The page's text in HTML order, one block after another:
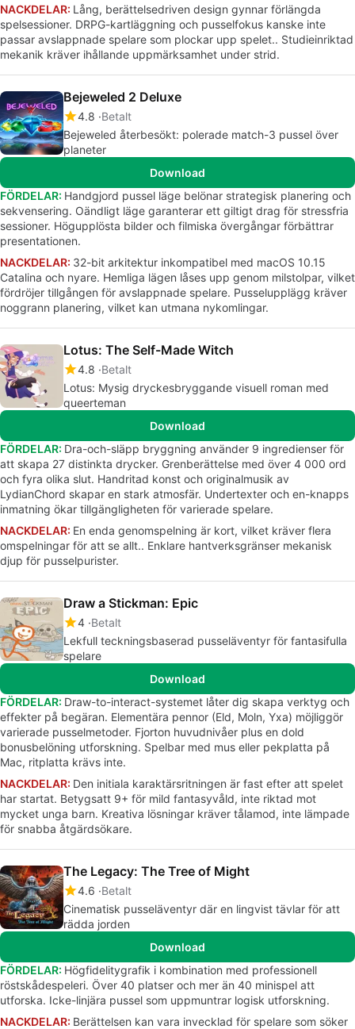
NACKDELAR: Lång, berättelsedriven design gynnar förlängda
spelsessioner. DRPG-kartläggning och pusselfokus kanske inte
passar avslappnade spelare som plockar upp spelet.. Studieinriktad
mekanik kräver ihållande uppmärksamhet under strid.
Bejeweled 2 Deluxe
4.8 Betalt
Bejeweled återbesökt: polerade match-3 pussel över
planeter
Download
FÖRDELAR: Handgjord pussel läge belönar strategisk planering och
sekvensering. Oändligt läge garanterar ett giltigt drag för stressfria
sessioner. Högupplösta bilder och filmiska övergångar förbättrar
presentationen.
NACKDELAR: 32-bit arkitektur inkompatibel med macOS 10.15
Catalina och nyare. Hemliga lägen låses upp genom milstolpar, vilket
fördröjer tillgången för avslappnade spelare. Pusselupplägg kräver
noggrann planering, vilket kan utmana nykomlingar.
Lotus: The Self-Made Witch
4.8 Betalt
Lotus: Mysig dryckesbryggande visuell roman med
queerteman
Download
FÖRDELAR: Dra-och-släpp bryggning använder 9 ingredienser för
att skapa 27 distinkta drycker. Grenberättelse med över 4 000 ord
och fyra olika slut. Handritad konst och originalmusik av
LydianChord skapar en stark atmosfär. Undertexter och en-knapps
inmatning ökar tillgängligheten för varierade spelare.
NACKDELAR: En enda genomspelning är kort, vilket kräver flera
omspelningar för att se allt.. Enklare hantverksgränser mekanisk
djup för pusselpurister.
Draw a Stickman: Epic
4 Betalt
Lekfull teckningsbaserad pusseläventyr för fantasifulla
spelare
Download
FÖRDELAR: Draw-to-interact-systemet låter dig skapa verktyg och
effekter på begäran. Elementära pennor (Eld, Moln, Yxa) möjliggör
varierade pusselmetoder. Fjorton huvudnivåer plus en dold
bonusbelöning utforskning. Spelbar med mus eller pekplatta på
Mac, ritplatta krävs inte.
NACKDELAR: Den initiala karaktärsritningen är fast efter att spelet
har startat. Betygsatt 9+ för mild fantasyvåld, inte riktad mot
mycket unga barn. Kreativa lösningar kräver tålamod, inte lämpade
för snabba åtgärdsökare.
The Legacy: The Tree of Might
4.6 Betalt
Cinematisk pusseläventyr där en lingvist tävlar för att
rädda jorden
Download
FÖRDELAR: Högfidelitygrafik i kombination med professionell
röstskådespeleri. Över 40 platser och mer än 40 minispel att
utforska. Icke-linjära pussel som uppmuntrar logisk utforskning.
NACKDELAR: Berättelsen kan vara invecklad för spelare som söker